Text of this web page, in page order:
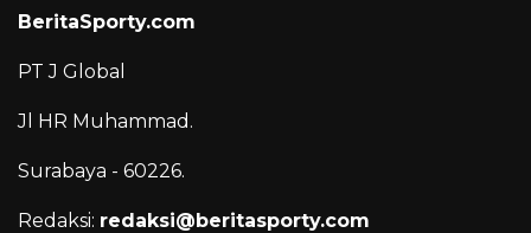
BeritaSporty.com
PT J Global
Jl HR Muhammad.
Surabaya - 60226.
Redaksi: redaksi@beritasporty.com